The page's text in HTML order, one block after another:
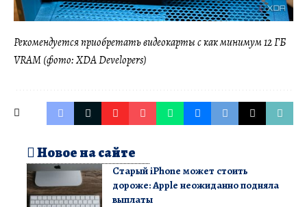
Рекомендуется приобретать видеокарты с как минимум 12 ГБ
VRAM (фото: XDA Developers)
Новое на сайте
Старый iPhone может стоить
дороже: Apple неожиданно подняла
выплаты